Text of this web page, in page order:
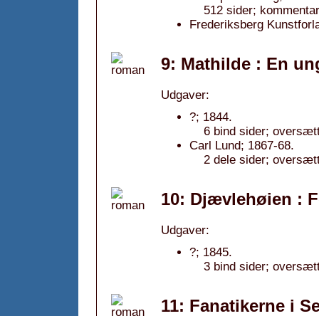
512 sider;
Frederiksberg
9: Mathilde : En
Udgaver:
?; 1844.
6 bind sider;
Carl Lund; 1867-68.
2 dele sider;
10: Djævlehøien :
Udgaver:
?; 1845.
3 bind sider;
11: Fanatikerne i